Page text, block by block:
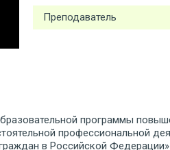
Преподаватель
программы
профессиональной
в Российской